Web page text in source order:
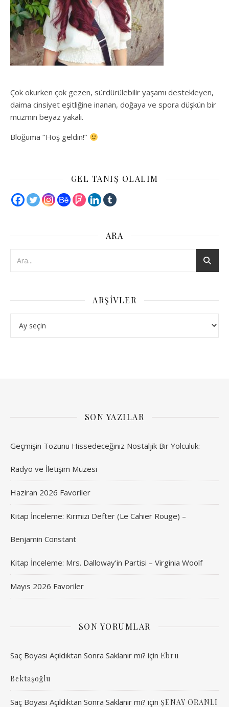
Çok okurken çok gezen, sürdürülebilir yaşamı destekleyen,
daima cinsiyet eşitliğine inanan, doğaya ve spora düşkün bir
müzmin beyaz yakalı.
Bloğuma ‘’Hoş geldin!’’
GEL TANIŞ OLALIM
ARA
ARŞIVLER
SON YAZILAR
Geçmişin Tozunu Hissedeceğiniz Nostaljik Bir Yolculuk:
Radyo ve İletişim Müzesi
Haziran 2026 Favoriler
Kitap İnceleme: Kırmızı Defter (Le Cahier Rouge) –
Benjamin Constant
Kitap İnceleme: Mrs. Dalloway’in Partisi – Virginia Woolf
Mayıs 2026 Favoriler
SON YORUMLAR
Saç Boyası Açıldıktan Sonra Saklanır mı? için Ebru
Bektaşoğlu
Saç Boyası Açıldıktan Sonra Saklanır mı? için ŞENAY ORANLI